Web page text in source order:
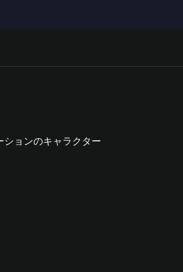
ンのキャラクター がメディアギャラ